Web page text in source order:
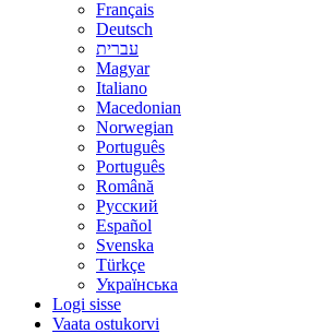
Français
Deutsch
עברית
Magyar
Italiano
Macedonian
Norwegian
Português
Português
Română
Русский
Español
Svenska
Türkçe
Українська
Logi sisse
Vaata ostukorvi